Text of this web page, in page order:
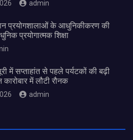
admin
प्रयोगशालाओं के आधुनिकीकरण की
प्रयोगात्मक शिक्षा
में सप्ताहांत से पहले पर्यटकों की बढ़ी
कारोबार में लौटी रौनक
admin